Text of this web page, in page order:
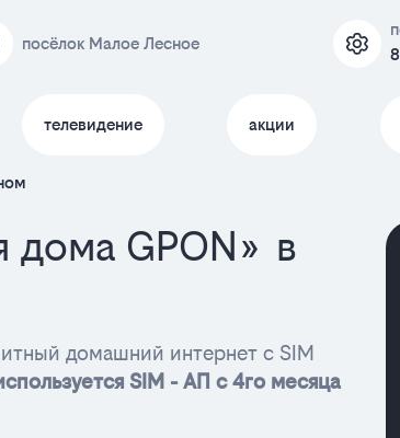
посёлок Малое Лесное
телевидение акции
дома GPON» в
домашний интернет с SIM
SIM - АП с 4го месяца